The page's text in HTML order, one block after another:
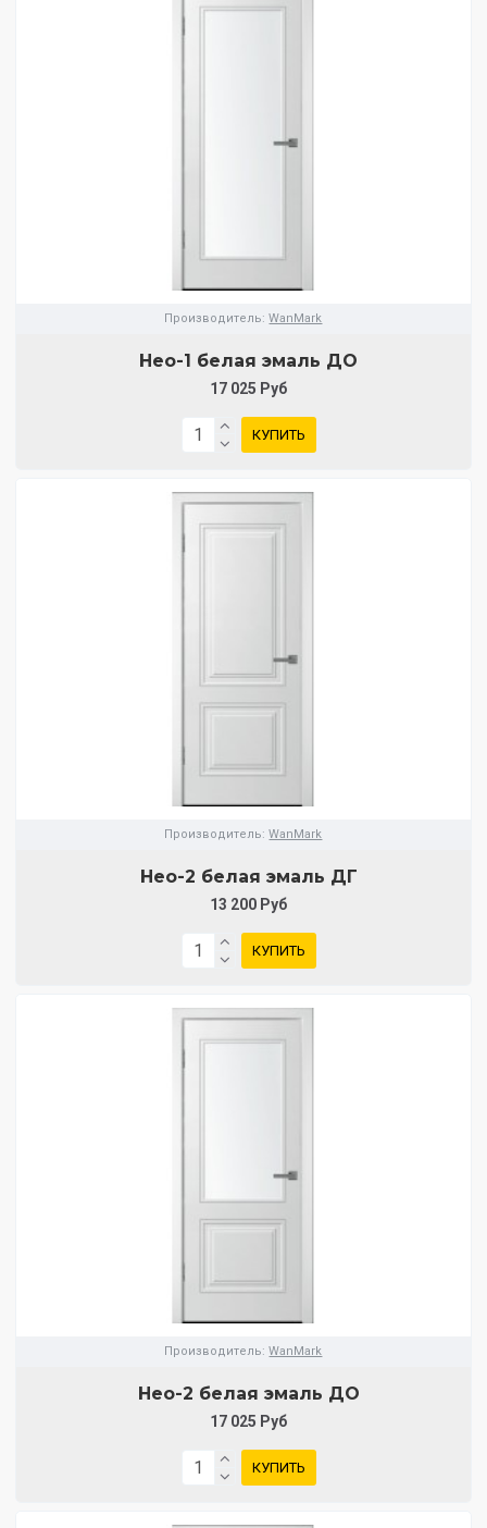
Производитель: WanMark
Нео-1 белая эмаль ДО
17 025 Руб
КУПИТЬ
Производитель: WanMark
Нео-2 белая эмаль ДГ
13 200 Руб
КУПИТЬ
Производитель: WanMark
Нео-2 белая эмаль ДО
17 025 Руб
КУПИТЬ